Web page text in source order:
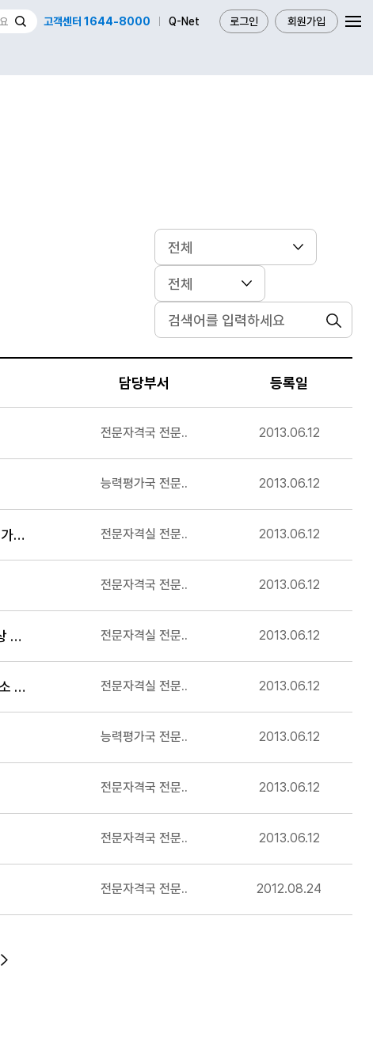
로그인 회원가입
고객센터 1644-8000 Q-Net
검색
담당부서 등록일
전문자격국 전문.. 2013.06.12
능력평가국 전문.. 2013.06.12
경비지도사 - 1차는 일반경비지도사, 2차는 기계경비지도사 응시가 가능한가요? 전문자격실 전문.. 2013.06.12
전문자격국 전문.. 2013.06.12
경비지도사 - 화학 주특기(191) 화생방작전통제 부사관으로 7년이상 근무하였으면 1차시험 면제되나요? 전문자격실 전문.. 2013.06.12
경비지도사 - 교정직렬 공무원의 업무와 동일한 일을 하는 소망교도소 직원 경력 인정 여부가 궁금합니다. 전문자격실 전문.. 2013.06.12
능력평가국 전문.. 2013.06.12
전문자격국 전문.. 2013.06.12
전문자격국 전문.. 2013.06.12
전문자격국 전문.. 2012.08.24